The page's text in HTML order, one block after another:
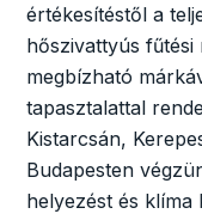
értékesítéstől a
hőszivattyús
megbízható
tapasztalattal
Kistarcsán,
Budapesten
helyezést és klíma